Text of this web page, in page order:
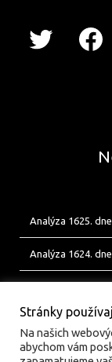
Analýza 1625.
Analýza 1624.
Stránky
Na našich
abychom vám